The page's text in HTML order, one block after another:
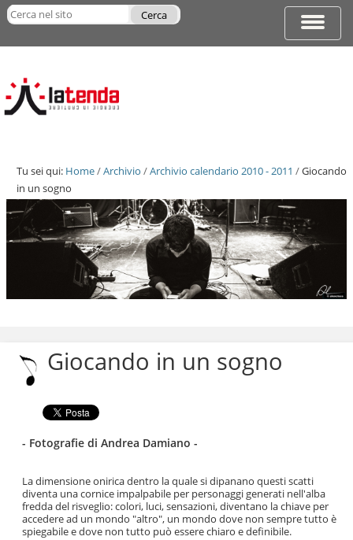
Salta
ai
|
navigazione
Espandi
di
Cerca nel sito
avanzata…
Tu sei qui: Home/Archivio /Archivio calendario 2010 - 2011 /Giocando
in un sogno
Salta
navigazione
Giocando in un sogno
- Fotografie di Andrea Damiano -
La dimensione onirica dentro la quale si dipanano questi scatti
diventa una cornice impalpabile per personaggi generati nell'alba
fredda del risveglio: colori, luci, sensazioni, diventano la chiave per
accedere ad un mondo "altro", un mondo dove non sempre tutto è
spiegabile e dove non tutto può essere chiaro e definibile.